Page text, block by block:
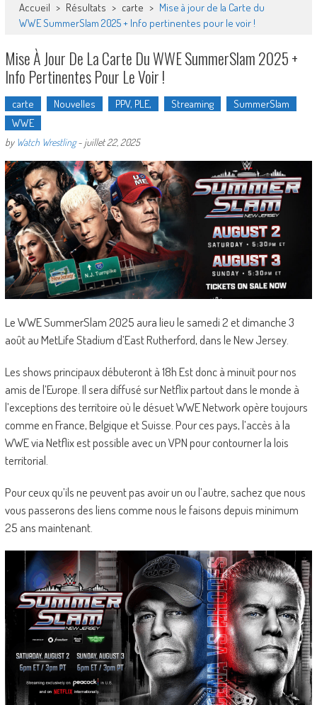
Accueil > Résultats > carte > Mise à jour de la Carte du
WWE SummerSlam 2025 + Info pertinentes pour le voir !
Mise À Jour De La Carte Du WWE SummerSlam 2025 +
Info Pertinentes Pour Le Voir !
carte Nouvelles PPV, PLE, Streaming
SummerSlam
WWE
by Watch Wrestling- juillet 22, 2025
Le WWE SummerSlam 2025 aura lieu le samedi 2 et dimanche 3
août au MetLife Stadium d’East Rutherford, dans le New Jersey.
Les shows principaux débuteront à 18h Est donc à minuit pour nos
amis de l’Europe. Il sera diffusé sur Netflix partout dans le monde à
l’exceptions des territoire où le désuet WWE Network opère toujours
comme en France, Belgique et Suisse. Pour ces pays, l’accès à la
WWE via Netflix est possible avec un VPN pour contourner la lois
territorial.
Pour ceux qu’ils ne peuvent pas avoir un ou l’autre, sachez que nous
vous passerons des liens comme nous le faisons depuis minimum
25 ans maintenant.